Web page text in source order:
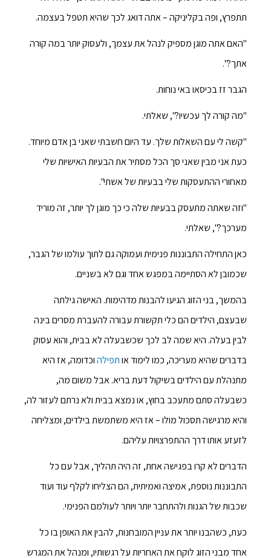
תתפרץ, ופה בקליניקה – אתה דואג לכך שהיא תטפל בעצמה.
"האם אתה מוגן מספיק לנהל את עצמך, ולעסוק יותר במה קורה
אתך?".
הגבר זז בכיסאו באי נוחות.
"מה קורה לך עכשיו?", שאלתי.
"קשה לי עם השאלות שלך. עד היום חשבתי שאני בן אדם מיוחד.
כעת אני מבין שאני סך הכל מסתיר את הבעיות האישיות שלי
מאחורי ההתעסקות שלי בבעיות של אשתי".
"וזה שאתה מתעסק בבעיות שלה כי כך מוגן לך יותר, זה מוריד
מערכך?", שאלתי.
כאן התחילה התבוננות פנימית ועמוקה גם לתוך עולמו של הגבר,
שכמובן לא הסתיימה במפגש אחד וגם לא בשניים.
בהמשך, בני הזוג הגיעו להבנות מדהימות. האישה גילתה
שבעצם, הילדים הם כלי תקשורת עבורה להעברת מסרים בינה
לבין בעלה. היא שמה לב לכך שכשבעלה לא בבית, והוא עסוק
בדברים שהיא מעריכה, כמו לימוד אותפילהוכדומה, אז היא
מתנהלת עם הילדים בשיקול דעת בריא. אבל משום מה,
כשבעלה סתם מתעכב בחוץ, או נמצא בבית ולא נרתם לעזור לה,
והיא מרגישה תסכול מולו – אז היא משתמשת בילדים, ומצליחה
לזעזע אותו דרך ההתפרצויות עליהם.
הדברים לא קרו בפגישה אחת, זה היה תהליך, אבל עם כל
התבוננות נוספת, אמיצה ואמיתית, הם הצליחו לקלף עוד ועוד
שכבות של הגנות ולהתחבר יותר ויותר לעולמם הפנימי.
כעת, כשהבנו יותר את עניין המובחנות, להבין את האופן בו כל
אחד מבני הזוג לוקח את האחריות על רגשותיו, ומנהל את המגרש